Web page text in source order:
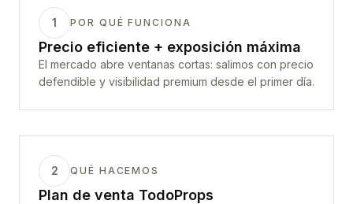
1 POR QUÉ FUNCIONA
Precio eficiente + exposición máxima
El mercado abre ventanas cortas: salimos con precio
defendible y visibilidad premium desde el primer día.
2 QUÉ HACEMOS
Plan de venta TodoProps